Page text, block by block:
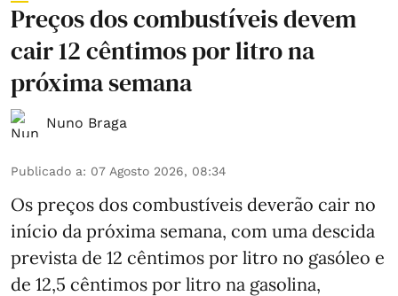
Preços dos combustíveis devem
cair 12 cêntimos por litro na
próxima semana
Nuno Braga
Publicado a: 07 Agosto 2026, 08:34
Os preços dos combustíveis deverão cair no
início da próxima semana, com uma descida
prevista de 12 cêntimos por litro no gasóleo e
de 12,5 cêntimos por litro na gasolina,